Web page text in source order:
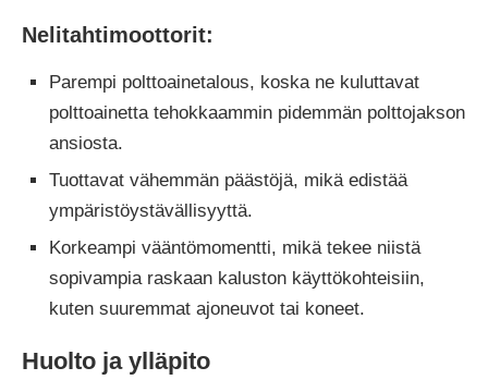
Nelitahtimoottorit:
Parempi polttoainetalous, koska ne kuluttavat
polttoainetta tehokkaammin pidemmän polttojakson
ansiosta.
Tuottavat vähemmän päästöjä, mikä edistää
ympäristöystävällisyyttä.
Korkeampi vääntömomentti, mikä tekee niistä
sopivampia raskaan kaluston käyttökohteisiin,
kuten suuremmat ajoneuvot tai koneet.
Huolto ja ylläpito